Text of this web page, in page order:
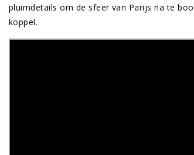
pluimdetails om de sfeer van Parijs na te
koppel.